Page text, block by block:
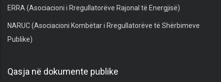
ERRA (Asociacioni i Rregullatorëve Rajonal të Energjisë)
NARUC (Asociacioni Kombëtar i Rregullatorëve të Shërbimeve
Publike)
Qasja në dokumente publike